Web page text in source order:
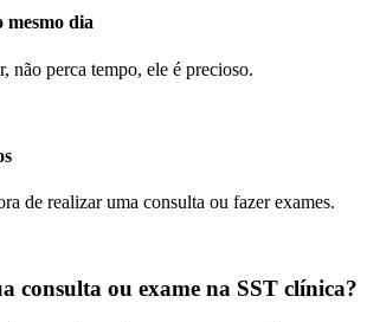
mesmo dia
não perca tempo, ele é precioso.
de realizar uma consulta ou fazer exames.
consulta ou exame na SST clínica?